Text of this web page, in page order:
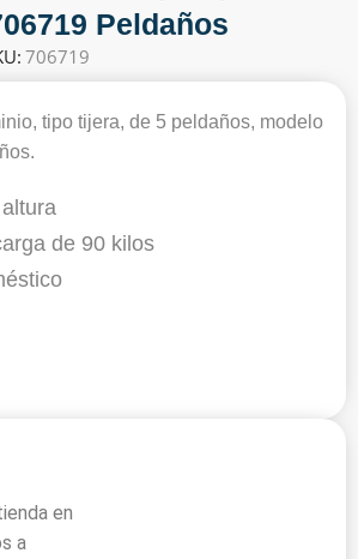
Peldaños
706719
tipo tijera, de 5 peldaños, modelo
de 90 kilos
en
a